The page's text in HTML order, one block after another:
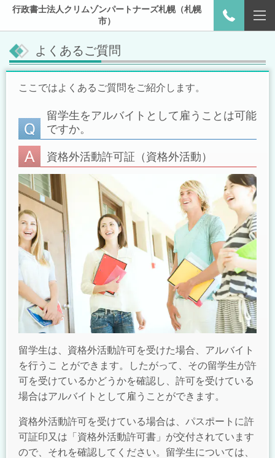
行政書士法人クリムゾンパートナーズ札幌（札幌
市）
よくあるご質問
ここではよくあるご質問をご紹介します。
留学生をアルバイトとして雇うことは可能
ですか。
資格外活動許可証（資格外活動）
留学生は、資格外活動許可を受けた場合、アルバイト
を行うこ とができます。したがって、その留学生が許
可を受けているかどうかを確認し、許可を受けている
場合はアルバイトとして雇うことができます。
資格外活動許可を受けている場合は、パスポートに許
可証印又は「資格外活動許可書」が交付されています
ので、それを確認してください。留学生については、